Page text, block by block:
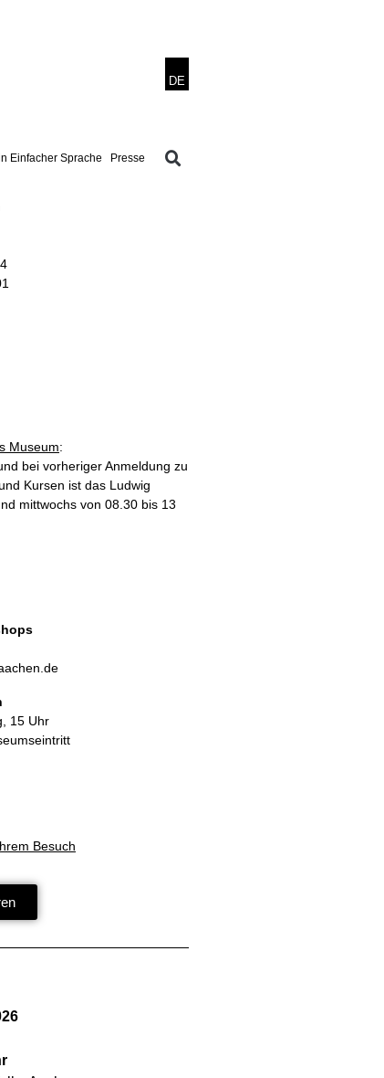
Einfacher Sprache Presse
Museum:
bei vorheriger Anmeldung zu
Kursen ist das Ludwig
mittwochs von 08.30 bis 13
15 Uhr
Besuch